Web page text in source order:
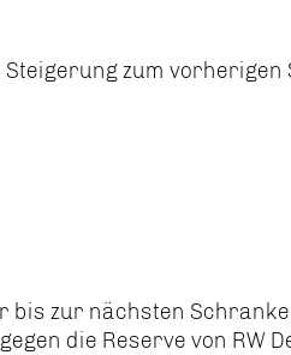
zum vorherigen
bis zur nächsten
die Reserve von RW